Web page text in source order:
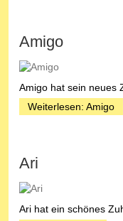
Amigo
Amigo hat sein neues
Weiterlesen: Amigo
Ari
Ari hat ein schönes